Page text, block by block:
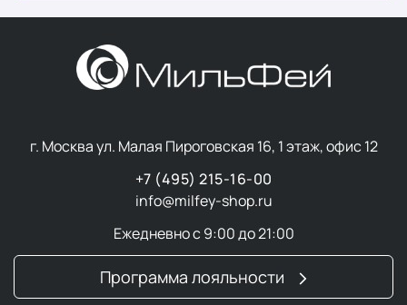
г. Москва ул. Малая Пироговская 16, 1 этаж, офис 12
+7 (495) 215-16-00
info@milfey-shop.ru
Ежедневно с 9:00 до 21:00
Программа лояльности